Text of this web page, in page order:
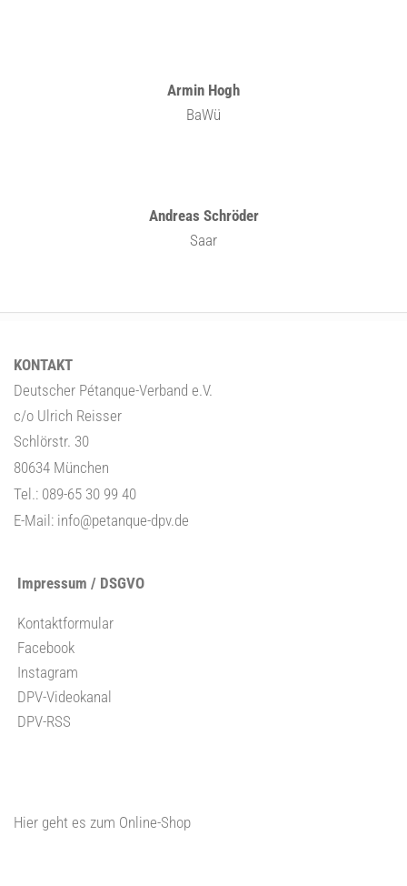
Armin Hogh
BaWü
Andreas Schröder
Saar
KONTAKT
Deutscher Pétanque-Verband e.V.
c/o Ulrich Reisser
Schlörstr. 30
80634 München
Tel.: 089-65 30 99 40
E-Mail: info@petanque-dpv.de
Impressum / DSGVO
Kontaktformular
Facebook
Instagram
DPV-Videokanal
DPV-RSS
Hier geht es zum Online-Shop